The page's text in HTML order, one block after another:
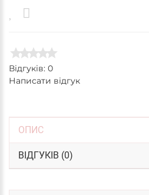
Відгуків: 0
Написати відгук
ОПИС
ВІДГУКІВ (0)